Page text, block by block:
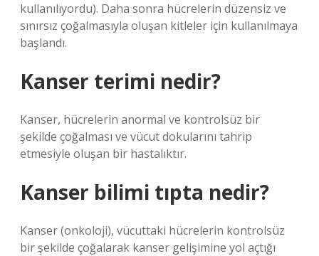
kullanılıyordu). Daha sonra hücrelerin düzensiz ve
sınırsız çoğalmasıyla oluşan kitleler için kullanılmaya
başlandı.
Kanser terimi nedir?
Kanser, hücrelerin anormal ve kontrolsüz bir
şekilde çoğalması ve vücut dokularını tahrip
etmesiyle oluşan bir hastalıktır.
Kanser bilimi tıpta nedir?
Kanser (onkoloji), vücuttaki hücrelerin kontrolsüz
bir şekilde çoğalarak kanser gelişimine yol açtığı